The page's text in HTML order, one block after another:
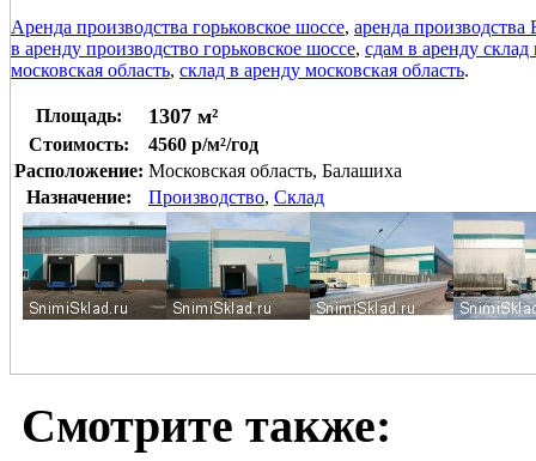
Аренда производства горьковское шоссе, аренда производства
в аренду производство горьковское шоссе, сдам в аренду склад
московская область, склад в аренду московская область.
Площадь: 1307 м²
Стоимость:
4560 р/м²/год
Расположение: Московская область, Балашиха
Назначение:
Производство, Склад
Смотрите также: